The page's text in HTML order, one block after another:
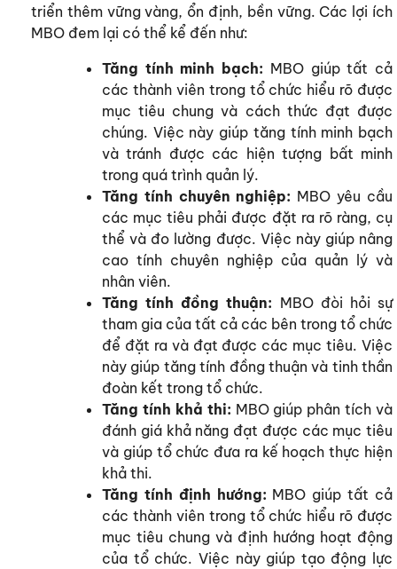
triển thêm vững vàng, ổn định, bền vững. Các lợi ích
MBO đem lại có thể kể đến như:
Tăng tính minh bạch: MBO giúp tất cả
các thành viên trong tổ chức hiểu rõ được
mục tiêu chung và cách thức đạt được
chúng. Việc này giúp tăng tính minh bạch
và tránh được các hiện tượng bất minh
trong quá trình quản lý.
Tăng tính chuyên nghiệp: MBO yêu cầu
các mục tiêu phải được đặt ra rõ ràng, cụ
thể và đo lường được. Việc này giúp nâng
cao tính chuyên nghiệp của quản lý và
nhân viên.
Tăng tính đồng thuận: MBO đòi hỏi sự
tham gia của tất cả các bên trong tổ chức
để đặt ra và đạt được các mục tiêu. Việc
này giúp tăng tính đồng thuận và tinh thần
đoàn kết trong tổ chức.
Tăng tính khả thi: MBO giúp phân tích và
đánh giá khả năng đạt được các mục tiêu
và giúp tổ chức đưa ra kế hoạch thực hiện
khả thi.
Tăng tính định hướng: MBO giúp tất cả
các thành viên trong tổ chức hiểu rõ được
mục tiêu chung và định hướng hoạt động
của tổ chức. Việc này giúp tạo động lực